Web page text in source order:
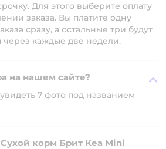
Для этого выберите оплату
заказа. Вы платите одну
сразу, а остальные три будут
через каждые две недели.
на нашем сайте?
7 фото под названием
корм Брит Кеа Mini